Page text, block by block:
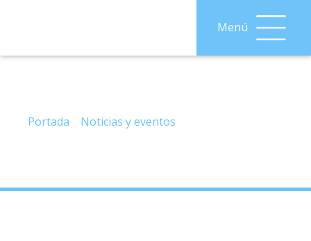
Menú
Portada Noticias y eventos